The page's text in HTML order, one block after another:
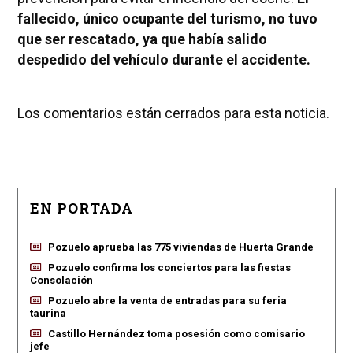
fallecido, único ocupante del turismo, no tuvo
que ser rescatado, ya que había salido
despedido del vehículo durante el accidente.
Los comentarios están cerrados para esta noticia.
EN PORTADA
Pozuelo aprueba las 775 viviendas de Huerta Grande
Pozuelo confirma los conciertos para las fiestas
Consolación
Pozuelo abre la venta de entradas para su feria
taurina
Castillo Hernández toma posesión como comisario
jefe